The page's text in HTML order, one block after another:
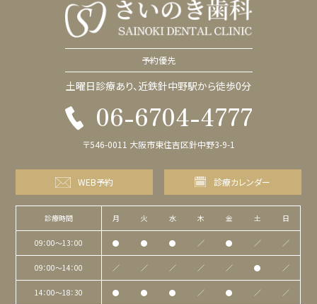
予約優先
土曜日診療あり、近鉄針中野駅から徒歩0分
06-6704-4777
〒546-0011 大阪市東住吉区針中野3-9-1
WEB予約 診療カレンダー
診療時間 月 火 水 木 金 土 日
09：00〜13：00 ● ● ● ／ ● ／ ／
09：00〜14：00 ／ ／ ／ ／ ／ ● ／
14：00〜18：30 ● ● ● ／ ● ／ ／